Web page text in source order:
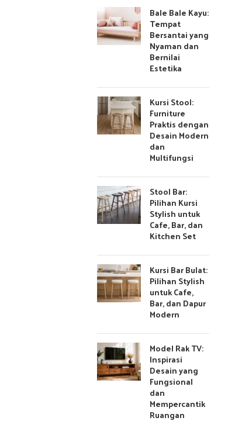
Bale Bale Kayu:
Tempat
Bersantai yang
Nyaman dan
Bernilai
Estetika
Kursi Stool:
Furniture
Praktis dengan
Desain Modern
dan
Multifungsi
Stool Bar:
Pilihan Kursi
Stylish untuk
Cafe, Bar, dan
Kitchen Set
Kursi Bar Bulat:
Pilihan Stylish
untuk Cafe,
Bar, dan Dapur
Modern
Model Rak TV:
Inspirasi
Desain yang
Fungsional
dan
Mempercantik
Ruangan